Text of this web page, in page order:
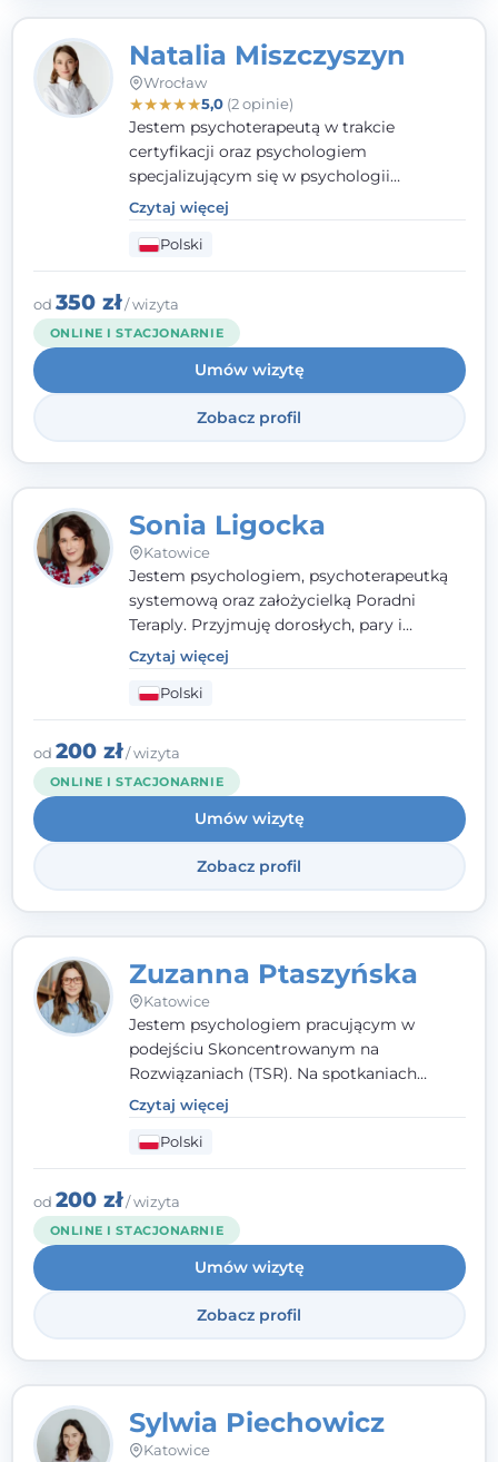
Natalia Miszczyszyn
Wrocław
★★★★★5,0(2 opinie)
Jestem psychoterapeutą w trakcie
certyfikacji oraz psychologiem
specjalizującym się w psychologii
klinicznej. Ukończyłam również studia
podyplomowe z Praktycznej Diagnozy
Psychologicznej. Aktywnie uczestniczę w
działalności Polskiego Towarzystwa
Psychiatrycznego oraz Polskiego
Towarzystwa Psychologicznego, a także
jestem członkiem nadzwyczajnym
Wielkopolskiego Towarzystwa Terapii
Systemowej.
Czytaj więcej
Polski
od 350 zł/ wizyta
ONLINE I STACJONARNIE
Umów wizytę
Zobacz profil
Sonia Ligocka
Katowice
Jestem psychologiem, psychoterapeutką
systemową oraz założycielką Poradni
Teraply. Przyjmuję dorosłych, pary i
rodziny, dobierając metody do
indywidualnych zasobów pacjenta. Wierzę
w drzemiące w Tobie zasoby, które
pozwolą Ci wyjść z kryzysu - a jeśli jeszcze
ich nie widzisz, pomogę Ci je odsłonić.
Czytaj więcej
Polski
od 200 zł/ wizyta
ONLINE I STACJONARNIE
Umów wizytę
Zobacz profil
Zuzanna Ptaszyńska
Katowice
Jestem psychologiem pracującym w
podejściu Skoncentrowanym na
Rozwiązaniach (TSR). Na spotkaniach
pracuję w sposób dopasowany do Ciebie -
nawet jeśli na starcie nie wiesz dokładnie,
czego potrzebujesz, odkrywamy to razem,
krok po kroku. Towarzyszę dorosłym oraz
młodzieży od 13. roku życia.
Czytaj więcej
Polski
od 200 zł/ wizyta
ONLINE I STACJONARNIE
Umów wizytę
Zobacz profil
Sylwia Piechowicz
Katowice